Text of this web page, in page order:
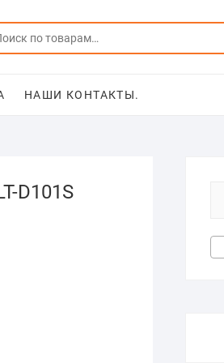
НАШИ КОНТАКТЫ.
D101S